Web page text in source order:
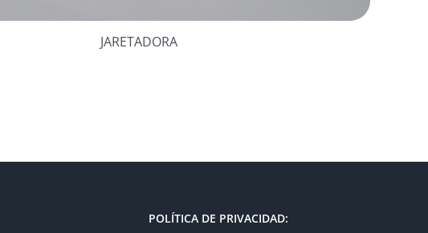
JARETADORA
POLÍTICA DE PRIVACIDAD: